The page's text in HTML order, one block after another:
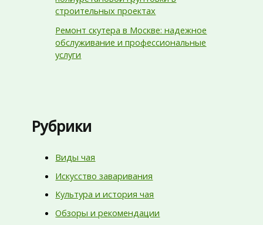
строительных проектах
Ремонт скутера в Москве: надежное
обслуживание и профессиональные
услуги
Рубрики
Виды чая
Искусство заваривания
Культура и история чая
Обзоры и рекомендации